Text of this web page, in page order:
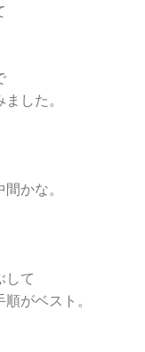
した。
かな。
して
がベスト。